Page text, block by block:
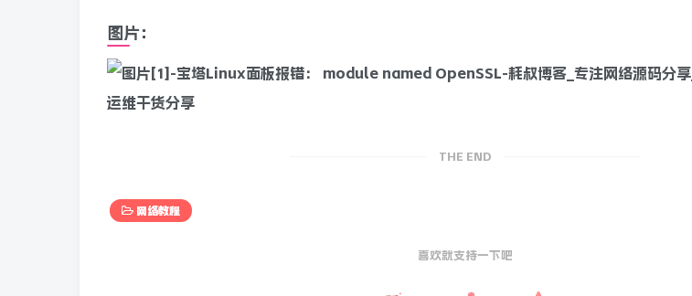
图片：
THE END
网络教程
喜欢就支持一下吧